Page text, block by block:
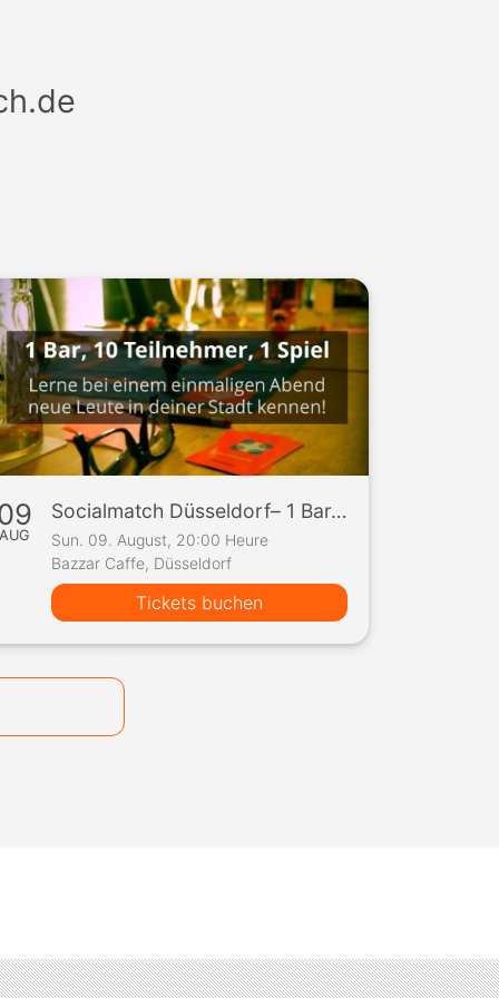
AUG
Socialmatch Düsseldorf– 1 Bar, 10 Teilnehmer, 1 Spiel
Sun. 09. August, 20:00 Heure
Bazzar Caffe, Düsseldorf
Tickets buchen